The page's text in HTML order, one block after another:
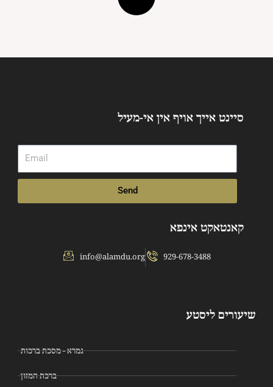
סיינט אייך אויף אין אי-מעיל
Email
Send
קאנטאקט אינפא
info@alamdu.org 929-678-3488
שיעורים ליסטע
גמרא - מסכת ברכות
ברכת המזון